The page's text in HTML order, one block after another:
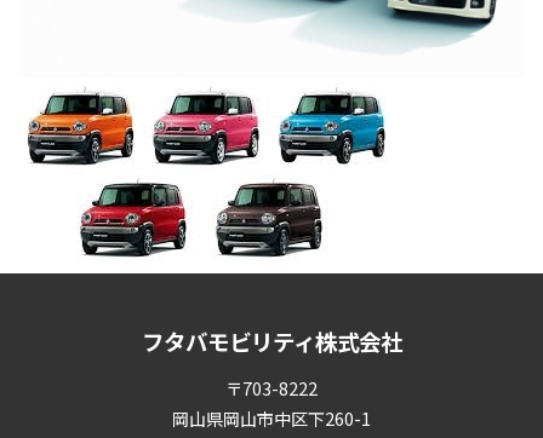
フタバモビリティ株式会社
〒703-8222
岡山県岡山市中区下260-1